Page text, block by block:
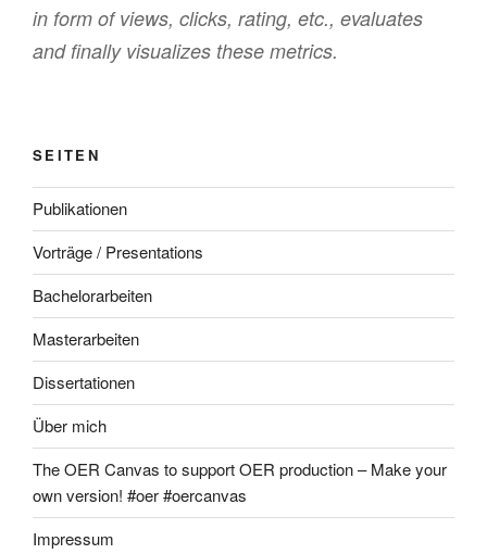
in form of views, clicks, rating, etc., evaluates
and finally visualizes these metrics.
SEITEN
Publikationen
Vorträge / Presentations
Bachelorarbeiten
Masterarbeiten
Dissertationen
Über mich
The OER Canvas to support OER production – Make your
own version! #oer #oercanvas
Impressum